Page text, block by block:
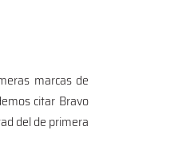
marcas de
citar Bravo
del de primera